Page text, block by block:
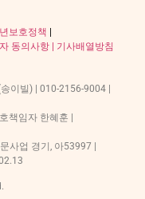
보호정책
동의사항 | 기사배열방침
이빌) | 010-2156-9004 |
책임자 한혜훈 |
사업 경기, 아53997 |